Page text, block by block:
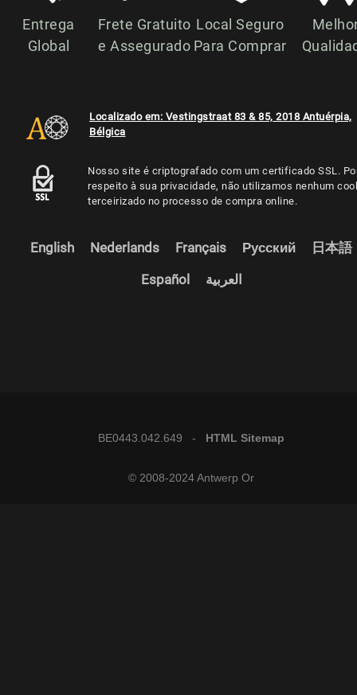
Entrega
Global
Frete Gratuito
e Assegurado
Local Seguro
Para Comprar
Localizado em: Vestingstraat 83 & 85, 2018 Antuérpia,
Bélgica
Nosso site é criptografado com um certificado SSL.
respeito à sua privacidade, não utilizamos nenhum
terceirizado no processo de compra online.
English Nederlands Français Русский 日本語
Español العربية
BE0443.042.649 - HTML Sitemap
© 2008-2024 Antwerp Or